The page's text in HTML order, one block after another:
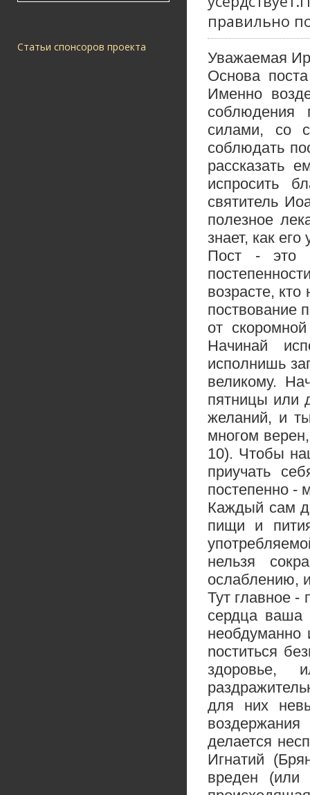
Статьи спонсоров проекта
правильно
Уважаемая
Основа
Именно
соблюдения
силами, со
соблюдать
рассказать
испросить
святитель
полезное
знает, как его
Пост - это
возрасте,
поствование
от
Начинай
исполнишь
великому.
пятницы или
желаний, и
многом
10). Чтобы
приучать
постепенно -
Каждый сам
пищи и
нельзя
ослаблению,
Тут главное
сердца ваша
необдуманно
noститься
здоровье,
для них
делается
Игнатий
вреден (или